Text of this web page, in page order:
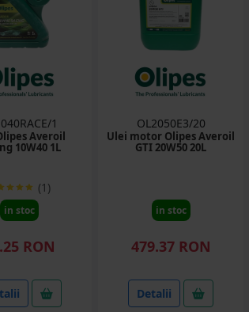
1
Averoil
10W40 1L
(1)
in stoc
RON
OL2050E3/20
Ulei motor Olipes Averoil
GTI 20W50 20L
in stoc
479.37 RON
Detalii